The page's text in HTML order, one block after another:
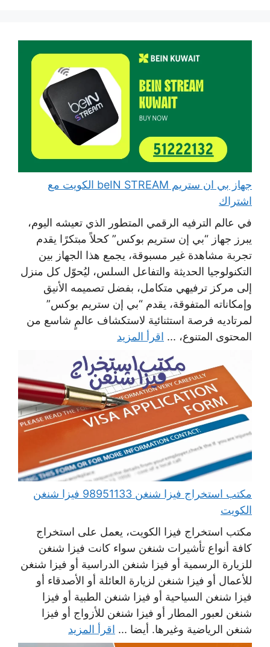
جهاز بي ان ستريم beIN STREAM الكويت مع
اشتراك
في عالم الترفيه الرقمي المتطور الذي تعيشه اليوم،
يبرز جهاز “بي إن ستريم بوكس” كحلاً مبتكرًا يقدم
تجربة مشاهدة غير مسبوقة، يجمع هذا الجهاز بين
التكنولوجيا الحديثة والتفاعل السلس، ليُحوّل كل منزل
إلى مركز ترفيهي متكامل، بفضل تصميمه الأنيق
وإمكاناته المتفوقة، يقدم “بي إن ستريم بوكس”
لمرتاديه فرصة استثنائية لاستكشاف عالمٍ شاسع من
المحتوى المتنوع، ... اقرأ المزيد
مكتب استخراج فيزا شنغن 98951133 فيزا شنغن
الكويت
مكتب استخراج فيزا الكويت، يعمل على استخراج
كافة أنواع تأشيرات شنغن سواء كانت فيزا شنغن
للزيارة الرسمية أو فيزا شنغن الدراسية أو فيزا شنغن
للأعمال أو فيزا شنغن لزيارة العائلة أو الأصدقاء أو
فيزا شنغن السياحية أو فيزا شنغن الطبية أو فيزا
شنغن لعبور المطار أو فيزا شنغن للأزواج أو فيزا
شنغن الرياضية وغيرها. أيضا ... اقرأ المزيد